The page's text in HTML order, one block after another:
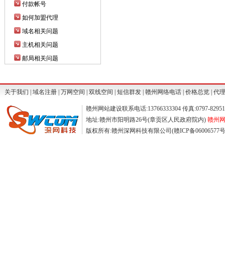
付款帐号
如何加盟代理
域名相关问题
主机相关问题
邮局相关问题
关于我们 域名注册 万网空间 双线空间 短信群发 赣州网络电话 价格总览 代
赣州网站建设联系电话:13766333304 传真:0797-
地址:赣州市阳明路26号(章贡区人民政府院内)赣州
版权所有:赣州深网科技有限公司(赣ICP备06006577